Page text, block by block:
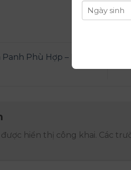
Phù Hợp – Nghệ
hiển thị công khai. Các